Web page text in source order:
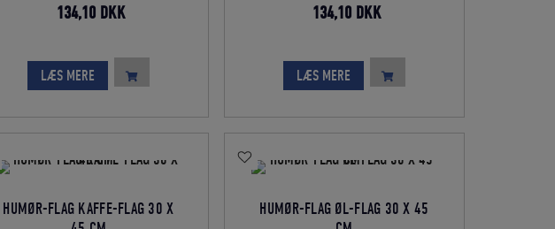
Den
pris
var:
149,00 DKK.
134,10 DKKDen
er:
134,10 DKK.
LÆS MERE
Den
pris
var:
149,00 DKK.
134,10 DKKDen
er:
134,10 DKK.
LÆS MERE
HUMØR-FLAG KAFFE-FLAG 30 X
HUMØR-FLAG ØL-FLAG 30 X 45